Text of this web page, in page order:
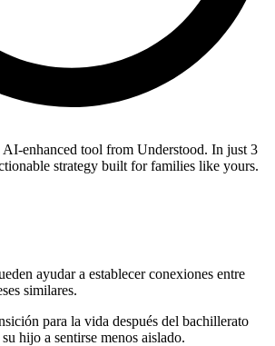
AI-enhanced tool from Understood. In just 3
strategy built for families like yours.
ayudar a establecer conexiones entre
similares.
para la vida después del bachillerato
hijo a sentirse menos aislado.